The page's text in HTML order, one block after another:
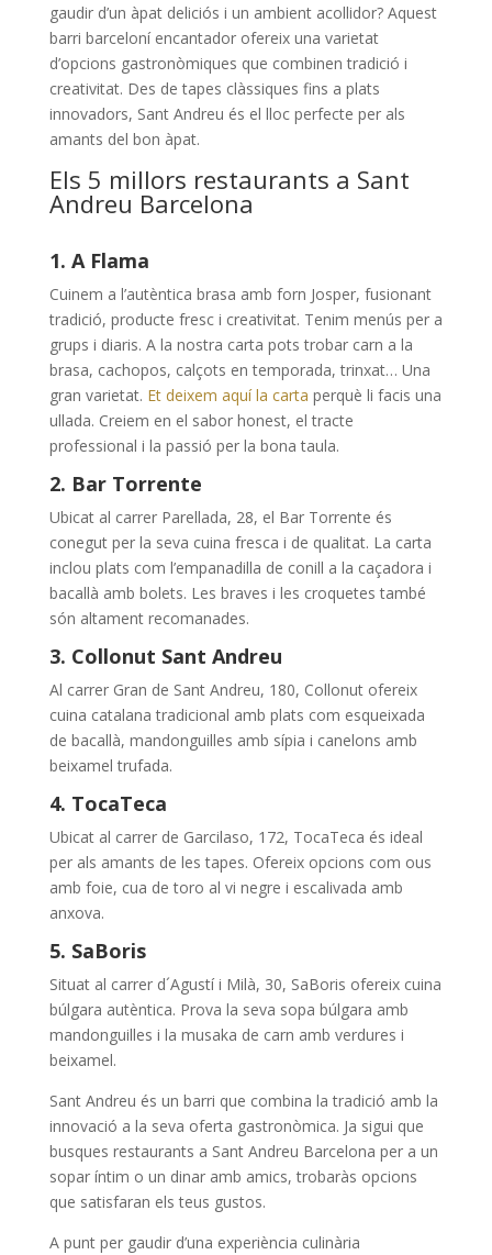
gaudir d’un àpat deliciós i un ambient acollidor? Aquest
barri barceloní encantador ofereix una varietat
d’opcions gastronòmiques que combinen tradició i
creativitat. Des de tapes clàssiques fins a plats
innovadors, Sant Andreu és el lloc perfecte per als
amants del bon àpat.
Els 5 millors restaurants a Sant
Andreu Barcelona
1. A Flama
Cuinem a l’autèntica brasa amb forn Josper, fusionant
tradició, producte fresc i creativitat. Tenim menús per a
grups i diaris. A la nostra carta pots trobar carn a la
brasa, cachopos, calçots en temporada, trinxat… Una
gran varietat. Et deixem aquí la carta perquè li facis una
ullada. Creiem en el sabor honest, el tracte
professional i la passió per la bona taula.
2. Bar Torrente
Ubicat al carrer Parellada, 28, el Bar Torrente és
conegut per la seva cuina fresca i de qualitat. La carta
inclou plats com l’empanadilla de conill a la caçadora i
bacallà amb bolets. Les braves i les croquetes també
són altament recomanades.
3. Collonut Sant Andreu
Al carrer Gran de Sant Andreu, 180, Collonut ofereix
cuina catalana tradicional amb plats com esqueixada
de bacallà, mandonguilles amb sípia i canelons amb
beixamel trufada.
4. TocaTeca
Ubicat al carrer de Garcilaso, 172, TocaTeca és ideal
per als amants de les tapes. Ofereix opcions com ous
amb foie, cua de toro al vi negre i escalivada amb
anxova.
5. SaBoris
Situat al carrer d´Agustí i Milà, 30, SaBoris ofereix cuina
búlgara autèntica. Prova la seva sopa búlgara amb
mandonguilles i la musaka de carn amb verdures i
beixamel.
Sant Andreu és un barri que combina la tradició amb la
innovació a la seva oferta gastronòmica. Ja sigui que
busques restaurants a Sant Andreu Barcelona per a un
sopar íntim o un dinar amb amics, trobaràs opcions
que satisfaran els teus gustos.
A punt per gaudir d’una experiència culinària